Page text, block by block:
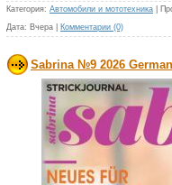
Категория: Автомобили и мототехника
Дата: Вчера Комментарии (0)
Sabrina №9 2026